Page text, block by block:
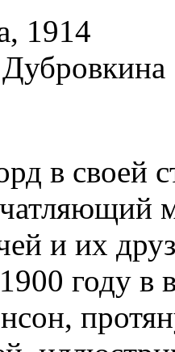
1914
в своей
и их
году в